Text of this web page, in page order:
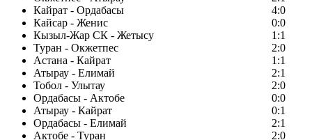
Кайрат - Ордабасы
4:0
Кайсар - Женис
0:0
Кызыл-Жар СК - Жетысу
1:1
Туран - Окжетпес
2:0
Астана - Кайрат
1:1
Атырау - Елимай
2:1
Тобол - Улытау
2:0
Ордабасы - Актобе
0:0
Атырау - Кайрат
0:1
Ордабасы - Елимай
2:1
Актобе - Туран
2:0